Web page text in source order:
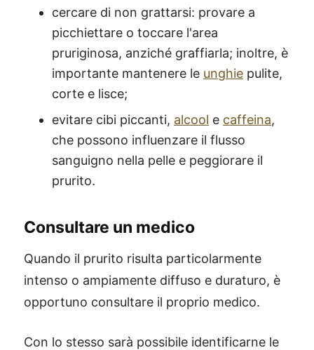
cercare di non grattarsi: provare a
picchiettare o toccare l'area
pruriginosa, anziché graffiarla; inoltre, è
importante mantenere le unghie pulite,
corte e lisce;
evitare cibi piccanti, alcool e caffeina,
che possono influenzare il flusso
sanguigno nella pelle e peggiorare il
prurito.
Consultare un medico
Quando il prurito risulta particolarmente
intenso o ampiamente diffuso e duraturo, è
opportuno consultare il proprio medico.
Con lo stesso sarà possibile identificarne le